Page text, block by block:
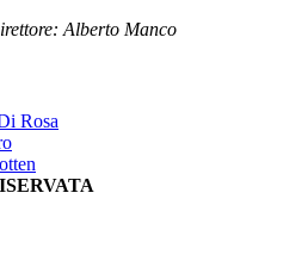
Alberto Manco